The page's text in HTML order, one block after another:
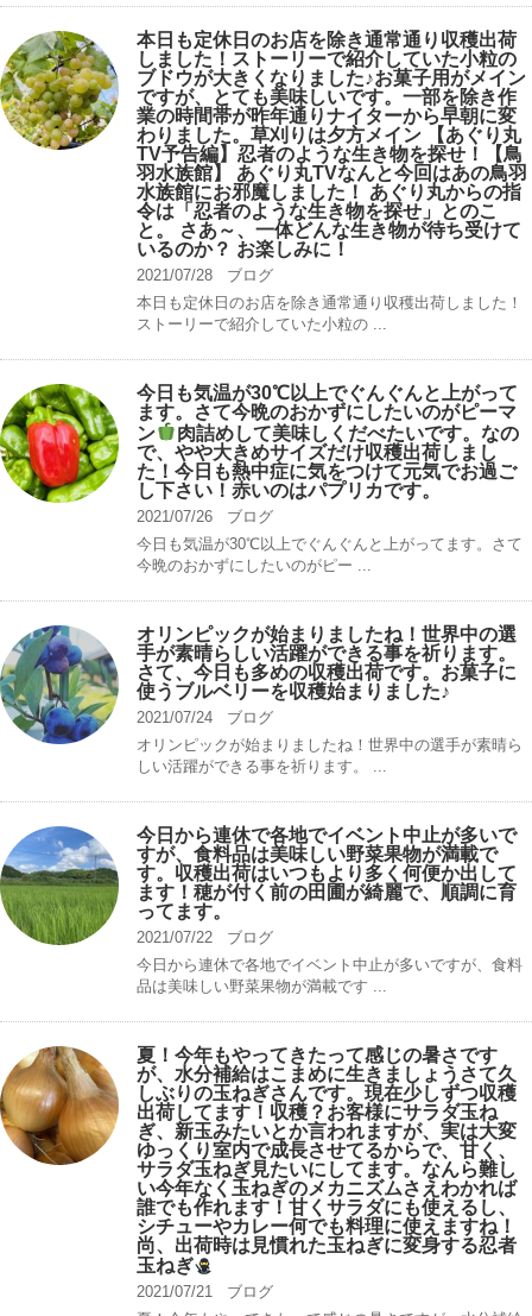
本日も定休日のお店を除き通常通り収穫出荷
しました！ストーリーで紹介していた小粒の
ブドウが大きくなりました♪お菓子用がメイン
ですが、とても美味しいです。一部を除き作
業の時間帯が昨年通りナイターから早朝に変
わりました。草刈りは夕方メイン 【あぐり丸
TV予告編】忍者のような生き物を探せ！【鳥
羽水族館】 あぐり丸TVなんと今回はあの鳥羽
水族館にお邪魔しました！ あぐり丸からの指
令は「忍者のような生き物を探せ」とのこ
と。 さあ～、一体どんな生き物が待ち受けて
いるのか？ お楽しみに！
2021/07/28
ブログ
本日も定休日のお店を除き通常通り収穫出荷しました！
ストーリーで紹介していた小粒の ...
今日も気温が30℃以上でぐんぐんと上がって
ます。さて今晩のおかずにしたいのがピーマ
ン
肉詰めして美味しくだべたいです。なの
で、やや大きめサイズだけ収穫出荷しまし
た！今日も熱中症に気をつけて元気でお過ご
し下さい！赤いのはパプリカです。
2021/07/26
ブログ
今日も気温が30℃以上でぐんぐんと上がってます。さて
今晩のおかずにしたいのがピー ...
オリンピックが始まりましたね！世界中の選
手が素晴らしい活躍ができる事を祈ります。
さて、今日も多めの収穫出荷です。お菓子に
使うブルベリーを収穫始まりました♪
2021/07/24
ブログ
オリンピックが始まりましたね！世界中の選手が素晴ら
しい活躍ができる事を祈ります。 ...
今日から連休で各地でイベント中止が多いで
すが、食料品は美味しい野菜果物が満載で
す。収穫出荷はいつもより多く何便か出して
ます！穂が付く前の田圃が綺麗で、順調に育
ってます。
2021/07/22
ブログ
今日から連休で各地でイベント中止が多いですが、食料
品は美味しい野菜果物が満載です ...
夏！今年もやってきたって感じの暑さです
が、水分補給はこまめに生きましょうさて久
しぶりの玉ねぎさんです。現在少しずつ収穫
出荷してます！収穫？お客様にサラダ玉ね
ぎ、新玉みたいとか言われますが、実は大変
ゆっくり室内で成長させてるからで、甘く、
サラダ玉ねぎ見たいにしてます。なんら難し
い今年なく玉ねぎのメカニズムさえわかれば
誰でも作れます！甘くサラダにも使えるし、
シチューやカレー何でも料理に使えますね！
尚、出荷時は見慣れた玉ねぎに変身する忍者
玉ねぎ
2021/07/21
ブログ